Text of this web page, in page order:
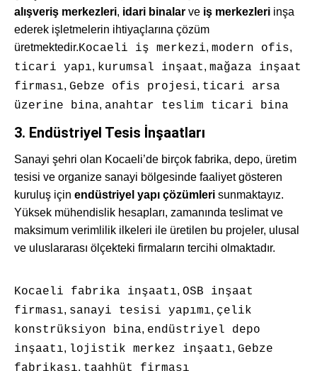
alışveriş merkezleri, idari binalar ve iş merkezleri inşa
ederek işletmelerin ihtiyaçlarına çözüm
üretmektedir.Kocaeli iş merkezi, modern ofis,
ticari yapı, kurumsal inşaat, mağaza inşaat
firması, Gebze ofis projesi, ticari arsa
üzerine bina, anahtar teslim ticari bina
3. Endüstriyel Tesis İnşaatları
Sanayi şehri olan Kocaeli’de birçok fabrika, depo, üretim
tesisi ve organize sanayi bölgesinde faaliyet gösteren
kuruluş için endüstriyel yapı çözümleri sunmaktayız.
Yüksek mühendislik hesapları, zamanında teslimat ve
maksimum verimlilik ilkeleri ile üretilen bu projeler, ulusal
ve uluslararası ölçekteki firmaların tercihi olmaktadır.
Kocaeli fabrika inşaatı, OSB inşaat
firması, sanayi tesisi yapımı, çelik
konstrüksiyon bina, endüstriyel depo
inşaatı, lojistik merkez inşaatı, Gebze
fabrikası, taahhüt firması